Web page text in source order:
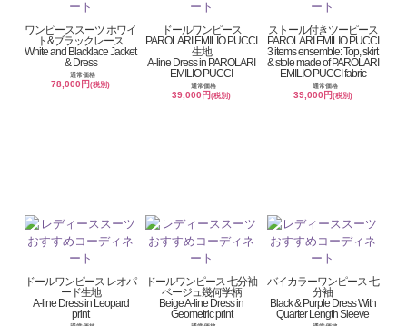
ワンピーススーツ ホワイ
ト&ブラックレース
White and Blacklace Jacket
& Dress
通常価格
78,000円(税別)
ドールワンピース
PAROLARI EMILIO PUCCI
生地
A-line Dress in PAROLARI
EMILIO PUCCI
通常価格
39,000円(税別)
ストール付きツーピース
PAROLARI EMILIO PUCCI
3 items ensemble: Top, skirt
& stole made of PAROLARI
EMILIO PUCCI fabric
通常価格
39,000円 (税別)
ドールワンピース レオパ
ード生地
A-line Dress in Leopard
print
ドールワンピース 七分袖
ベージュ幾何学柄
Beige A-line Dress in
Geometric print
バイカラーワンピース 七
分袖
Black & Purple Dress With
Quarter Length Sleeve